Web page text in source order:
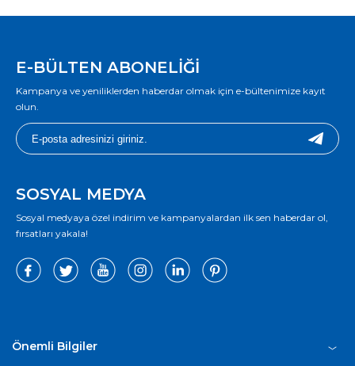
E-BÜLTEN ABONELİĞİ
Kampanya ve yeniliklerden haberdar olmak için e-bültenimize kayıt
olun.
SOSYAL MEDYA
Sosyal medyaya özel indirim ve kampanyalardan ilk sen haberdar ol,
fırsatları yakala!
Önemli Bilgiler